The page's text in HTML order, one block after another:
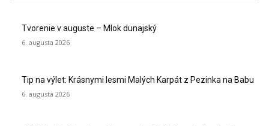
Tvorenie v auguste – Mlok dunajský
6. augusta 2026
Tip na výlet: Krásnymi lesmi Malých Karpát z Pezinka na Babu
6. augusta 2026